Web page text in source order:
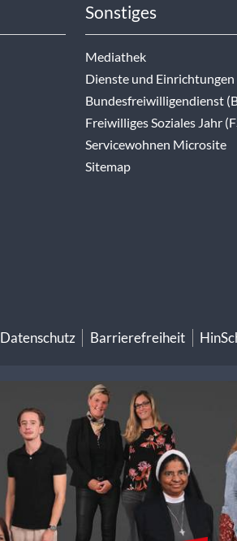
Sonstiges
Mediathek
Dienste und Einrichtungen
Bundesfreiwilligendienst
Freiwilliges Soziales Jahr
Servicewohnen Microsite
Sitemap
Datenschutz Barrierefreiheit